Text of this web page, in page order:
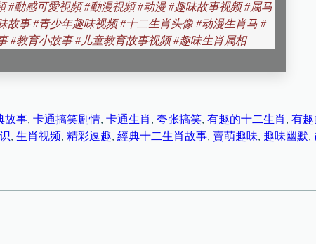
#動感可愛視頻 #動漫視頻 #动漫 #趣味故事视频 #属马
事 #青少年趣味视频 #十二生肖头像 #动漫生肖马 #
#教育小故事 #儿童教育故事视频 #趣味生肖属相
故事, 卡通搞笑剧情, 卡通生肖 , 夸张搞笑, 有趣的十二生肖 , 有趣
, 生肖视频, 精彩逗趣, 經典十二生肖故事, 賣萌趣味, 趣味幽默,